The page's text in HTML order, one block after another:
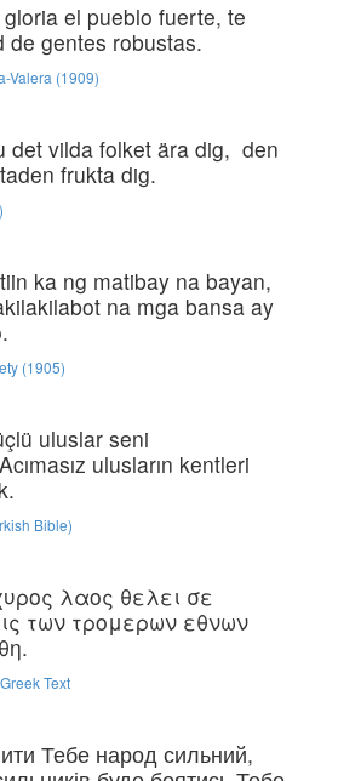
el pueblo fuerte, te
de gentes robustas.
Valera (1909)
det vilda folket ära dig, den
frukta dig.
ka ng matibay na bayan,
na mga bansa ay
(1905)
uluslar seni
ulusların kentleri
Bible)
λαος θελει σε
των τρομερων εθνων
Text
Тебе народ сильний,